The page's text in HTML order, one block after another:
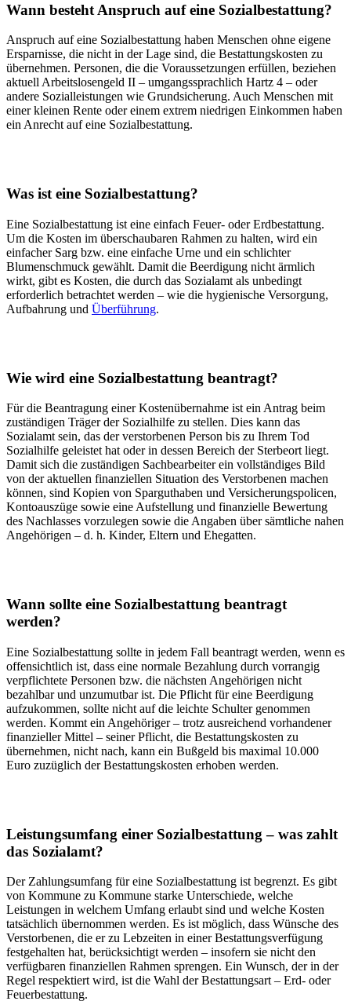
Wann besteht Anspruch auf eine Sozialbestattung?
Anspruch auf eine Sozialbestattung haben Menschen ohne eigene
Ersparnisse, die nicht in der Lage sind, die Bestattungskosten zu
übernehmen. Personen, die die Voraussetzungen erfüllen, beziehen
aktuell Arbeitslosengeld II – umgangssprachlich Hartz 4 – oder
andere Sozialleistungen wie Grundsicherung. Auch Menschen mit
einer kleinen Rente oder einem extrem niedrigen Einkommen haben
ein Anrecht auf eine Sozialbestattung.
Was ist eine Sozialbestattung?
Eine Sozialbestattung ist eine einfach Feuer- oder Erdbestattung.
Um die Kosten im überschaubaren Rahmen zu halten, wird ein
einfacher Sarg bzw. eine einfache Urne und ein schlichter
Blumenschmuck gewählt. Damit die Beerdigung nicht ärmlich
wirkt, gibt es Kosten, die durch das Sozialamt als unbedingt
erforderlich betrachtet werden – wie die hygienische Versorgung,
Aufbahrung und Überführung.
Wie wird eine Sozialbestattung beantragt?
Für die Beantragung einer Kostenübernahme ist ein Antrag beim
zuständigen Träger der Sozialhilfe zu stellen. Dies kann das
Sozialamt sein, das der verstorbenen Person bis zu Ihrem Tod
Sozialhilfe geleistet hat oder in dessen Bereich der Sterbeort liegt.
Damit sich die zuständigen Sachbearbeiter ein vollständiges Bild
von der aktuellen finanziellen Situation des Verstorbenen machen
können, sind Kopien von Sparguthaben und Versicherungspolicen,
Kontoauszüge sowie eine Aufstellung und finanzielle Bewertung
des Nachlasses vorzulegen sowie die Angaben über sämtliche nahen
Angehörigen – d. h. Kinder, Eltern und Ehegatten.
Wann sollte eine Sozialbestattung beantragt
werden?
Eine Sozialbestattung sollte in jedem Fall beantragt werden, wenn es
offensichtlich ist, dass eine normale Bezahlung durch vorrangig
verpflichtete Personen bzw. die nächsten Angehörigen nicht
bezahlbar und unzumutbar ist. Die Pflicht für eine Beerdigung
aufzukommen, sollte nicht auf die leichte Schulter genommen
werden. Kommt ein Angehöriger – trotz ausreichend vorhandener
finanzieller Mittel – seiner Pflicht, die Bestattungskosten zu
übernehmen, nicht nach, kann ein Bußgeld bis maximal 10.000
Euro zuzüglich der Bestattungskosten erhoben werden.
Leistungsumfang einer Sozialbestattung – was zahlt
das Sozialamt?
Der Zahlungsumfang für eine Sozialbestattung ist begrenzt. Es gibt
von Kommune zu Kommune starke Unterschiede, welche
Leistungen in welchem Umfang erlaubt sind und welche Kosten
tatsächlich übernommen werden. Es ist möglich, dass Wünsche des
Verstorbenen, die er zu Lebzeiten in einer Bestattungsverfügung
festgehalten hat, berücksichtigt werden – insofern sie nicht den
verfügbaren finanziellen Rahmen sprengen. Ein Wunsch, der in der
Regel respektiert wird, ist die Wahl der Bestattungsart – Erd- oder
Feuerbestattung.